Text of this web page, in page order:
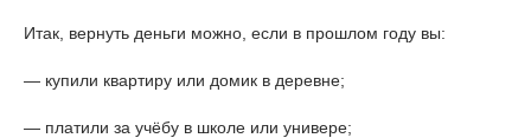
Итак, вернуть деньги можно, если в прошлом году вы:
— купили квартиру или домик в деревне;
— платили за учёбу в школе или универе;